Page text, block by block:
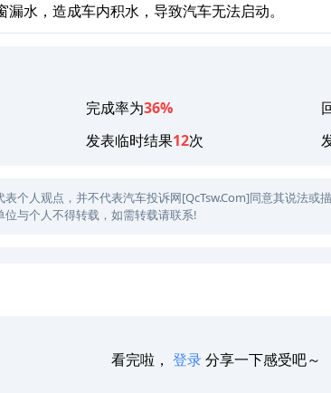
漏水，造成车内积水，导致汽车无法启动。
完成率为36%
发表临时结果12次
个人观点，并不代表汽车投诉网[QcTsw.Com]同意其说法或
与个人不得转载，如需转载请联系!
看完啦， 登录分享一下感受吧～